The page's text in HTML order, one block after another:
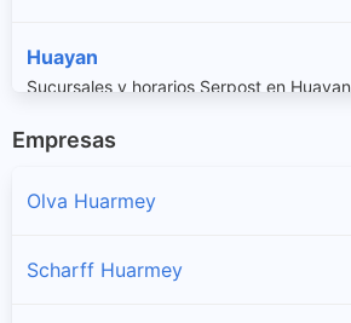
Huayan
Sucursales y horarios Serpost en Huayan
Malvas
Empresas
Olva Huarmey
Scharff Huarmey